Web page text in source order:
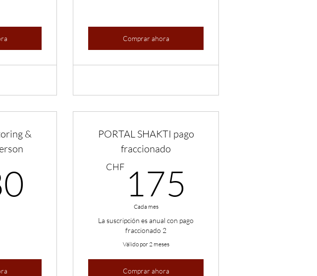
Comprar ahora
&
180CHF
PORTAL SHAKTI pago
fraccionado
CHF 175
Cada mes
La suscripción es anual con pago
fraccionado 2
Válido por 2 meses
Comprar ahora